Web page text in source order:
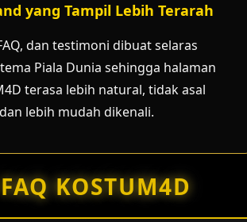
yang Tampil Lebih Terarah
dan testimoni dibuat selaras
Piala Dunia sehingga halaman
terasa lebih natural, tidak asal
lebih mudah dikenali.
FAQ KOSTUM4D